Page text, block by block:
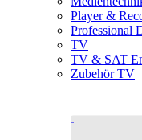
Player &
Professional
TV
TV & SAT
Zubehör TV